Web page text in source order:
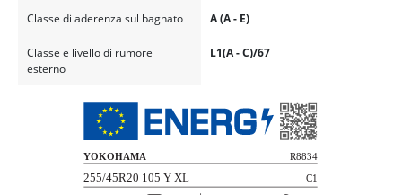
Classe di aderenza sul bagnato A (A - E)
Classe e livello di rumore
esterno
L1(A - C)/67